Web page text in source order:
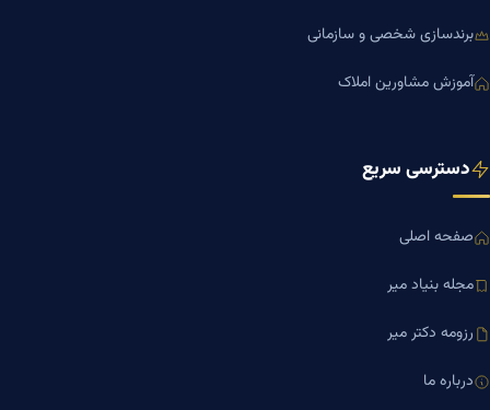
برندسازی شخصی و سازمانی
آموزش مشاورین املاک
دسترسی سریع
صفحه اصلی
مجله بنیاد میر
رزومه دکتر میر
درباره ما